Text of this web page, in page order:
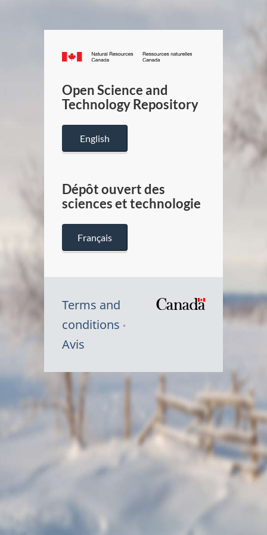
Canada.ca
/
Canada
Open Science and
Technology Repository
English
Dépôt ouvert des
sciences et technologie
Français
Terms and
conditions
Avis
Symbole
Canada